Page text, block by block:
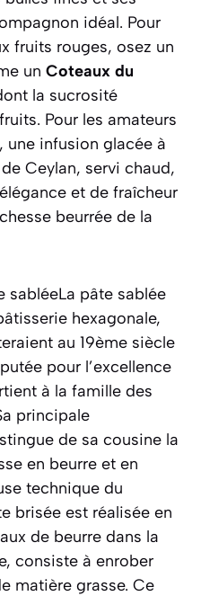
idéal. Pour
fruits rouges, osez un
un Coteaux du
la sucrosité
Pour les amateurs
une infusion glacée à
Ceylan, servi chaud,
et de fraîcheur
beurrée de la
sabléeLa pâte sablée
hexagonale,
au 19ème siècle
pour l’excellence
à la famille des
principale
de sa cousine la
en beurre et en
technique du
brisée est réalisée en
de beurre dans la
consiste à enrober
matière grasse. Ce